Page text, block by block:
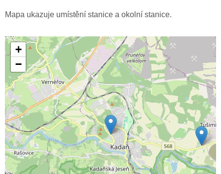
Mapa ukazuje umístění stanice a okolní stanice.
+
−